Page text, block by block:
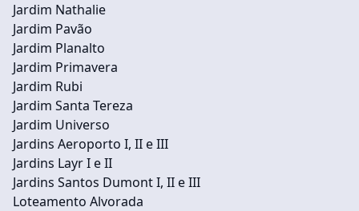
Jardim Nathalie
Jardim Pavão
Jardim Planalto
Jardim Primavera
Jardim Rubi
Jardim Santa Tereza
Jardim Universo
Jardins Aeroporto I, II e III
Jardins Layr I e II
Jardins Santos Dumont I, II e III
Loteamento Alvorada